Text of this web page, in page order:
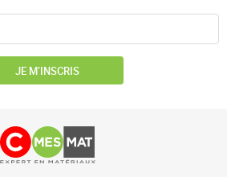
JE M’INSCRIS